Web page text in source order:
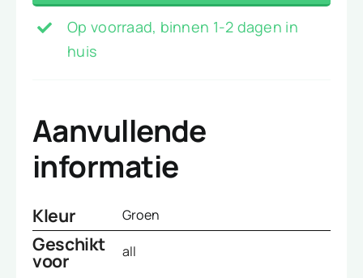
aantal
Op voorraad, binnen 1-2 dagen in
huis
Aanvullende
informatie
Kleur Groen
Geschikt
voor all